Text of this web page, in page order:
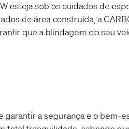
esteja sob os cuidados de
de área construída, a
que a blindagem do seu
garantir a segurança e o bem-